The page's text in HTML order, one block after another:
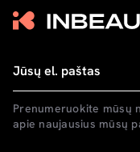
Prenumeruokite mūsų
apie naujausius mūsų